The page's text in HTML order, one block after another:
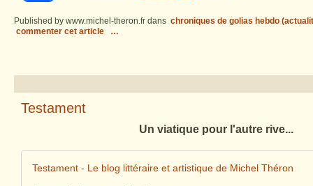
Published by www.michel-theron.fr dans chroniques de golias hebdo
commenter cet article
…
Testament
Un viatique pour l'autre rive...
Testament - Le blog littéraire et artistique de Michel Théron